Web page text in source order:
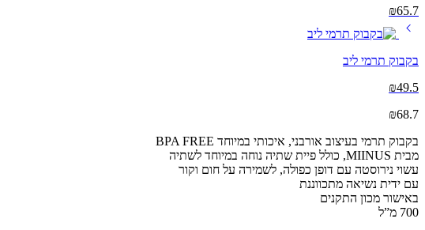
₪65.7
בקבוק תרמי ליב
₪49.5
₪68.7
בקבוק תרמי בעיצוב אורבני, איכותי במיוחד BPA FREE
מבית MIINUS, כולל פיית שתיה נוחה במיוחד לשתיה
עשוי נירוסטה עם דופן כפולה, לשמירה על חום וקור
עם ידית נשיאה מתכווננת
באישור מכון התקנים
700 מ”ל